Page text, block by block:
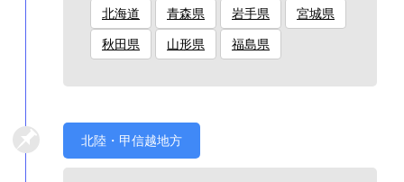
北海道 青森県 岩手県 宮城県
秋田県 山形県 福島県
北陸・甲信越地方